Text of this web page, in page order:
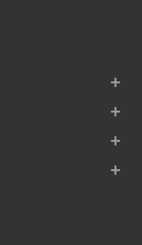
+
+
+
+